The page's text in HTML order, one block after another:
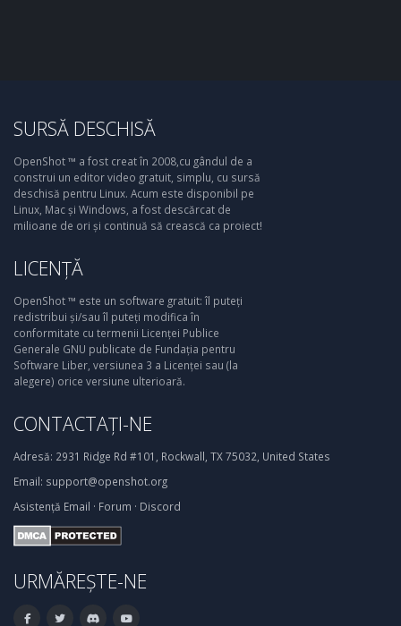
SURSĂ DESCHISĂ
OpenShot ™ a fost creat în 2008,cu gândul de a
construi un editor video gratuit, simplu, cu sursă
deschisă pentru Linux. Acum este disponibil pe
Linux, Mac și Windows, a fost descărcat de
milioane de ori și continuă să crească ca proiect!
LICENȚĂ
OpenShot ™ este un software gratuit: îl puteți
redistribui și/sau îl puteți modifica în
conformitate cu termenii Licenței Publice
Generale GNU publicate de Fundația pentru
Software Liber, versiunea 3 a Licenței sau (la
alegere) orice versiune ulterioară.
CONTACTAȚI-NE
Adresă: 2931 Ridge Rd #101, Rockwall, TX 75032, United States
Email: support@openshot.org
Asistență Email · Forum · Discord
URMĂREȘTE-NE